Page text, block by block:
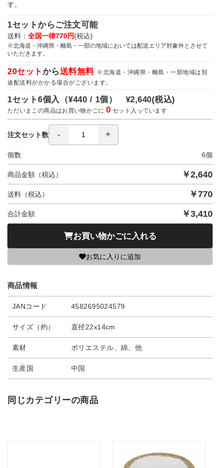
す。
1セットからご注文可能
送料： 全国一律770円(税込)
※北海道・沖縄県・離島・一部の地域においては配送エリア対象外とさせて
いただきます。
20セット から送料無料 ※北海道・沖縄県・離島・一部地域は別
途配送料がかかる場合がございます。
1セット6個入（¥440 / 1個） ¥2,640(税込)
ただいまこの商品はお買い物かごに0 セット入っています
注文セット数
個数 6個
商品金額（税込） ￥2,640
送料（税込） ￥770
合計金額 ￥3,410
お買い物かごに入れる
お気に入りに追加
商品情報
JANコード 4582695024579
サイズ（約） 直径22x14cm
素材 ポリエステル、綿、他
生産国 中国
同じカテゴリーの商品